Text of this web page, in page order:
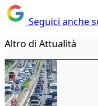
Seguici anche
Altro di Attualità